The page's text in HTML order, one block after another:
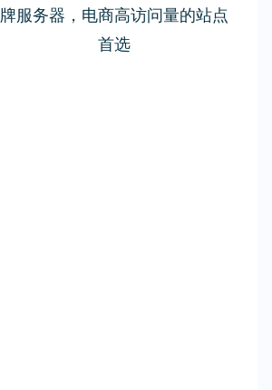
牌服务器，电商高访问量的站点
首选